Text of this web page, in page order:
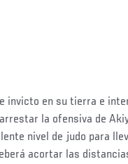
invicto en su tierra e
la ofensiva de
nivel de judo para
acortar las